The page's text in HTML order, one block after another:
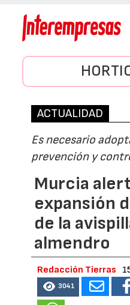
ACTUALIDAD
Es necesario
prevención y
Murcia
expansión
de la
almendro
Redacción Tierras
3041